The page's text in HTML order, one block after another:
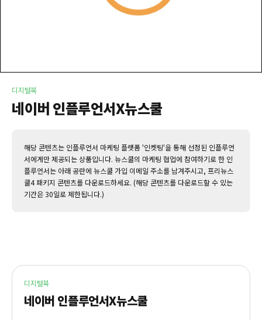
디지털북
네이버 인플루언서X뉴스쿨
해당 콘텐츠는 인플루언서 마케팅 플랫폼 '인켓팅'을 통해 선정된 인플루언
서에게만 제공되는 상품입니다. 뉴스쿨의 마케팅 협업에 참여하기로 한 인
플루언서는 아래 공란에 뉴스쿨 가입 이메일 주소를 남겨주시고, 프리뉴스
쿨4 패키지 콘텐츠를 다운로드하세요. (해당 콘텐츠를 다운로드할 수 있는
기간은 30일로 제한됩니다.)
디지털북
네이버 인플루언서X뉴스쿨